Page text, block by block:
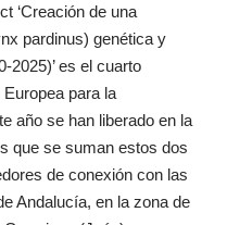
‘Creación de una
pardinus) genética y
2025)’ es el cuarto
para la
año se han liberado en la
que se suman estos dos
de conexión con las
Andalucía, en la zona de